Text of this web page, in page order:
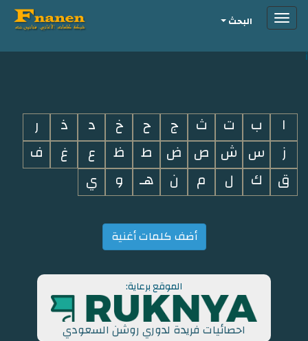
i
Toggleالبحث
ا ب ت ث ج ح خ د ذ
ر
ز
س ش ص ض ط ظ ع غ
ف
ق
ك ل م ن هـ و ي
أضف كلمات أغنية
الموقع برعاية:
احصائيات فريدة لدوري روشن السعودي